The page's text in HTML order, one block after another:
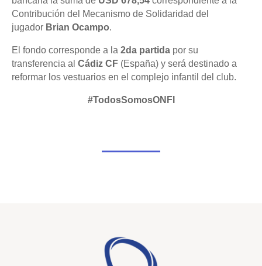
Contribución del Mecanismo de Solidaridad del
jugador Brian Ocampo.
El fondo corresponde a la 2da partida por su
transferencia al Cádiz CF (España) y será destinado a
reformar los vestuarios en el complejo infantil del club.
#TodosSomosONFI